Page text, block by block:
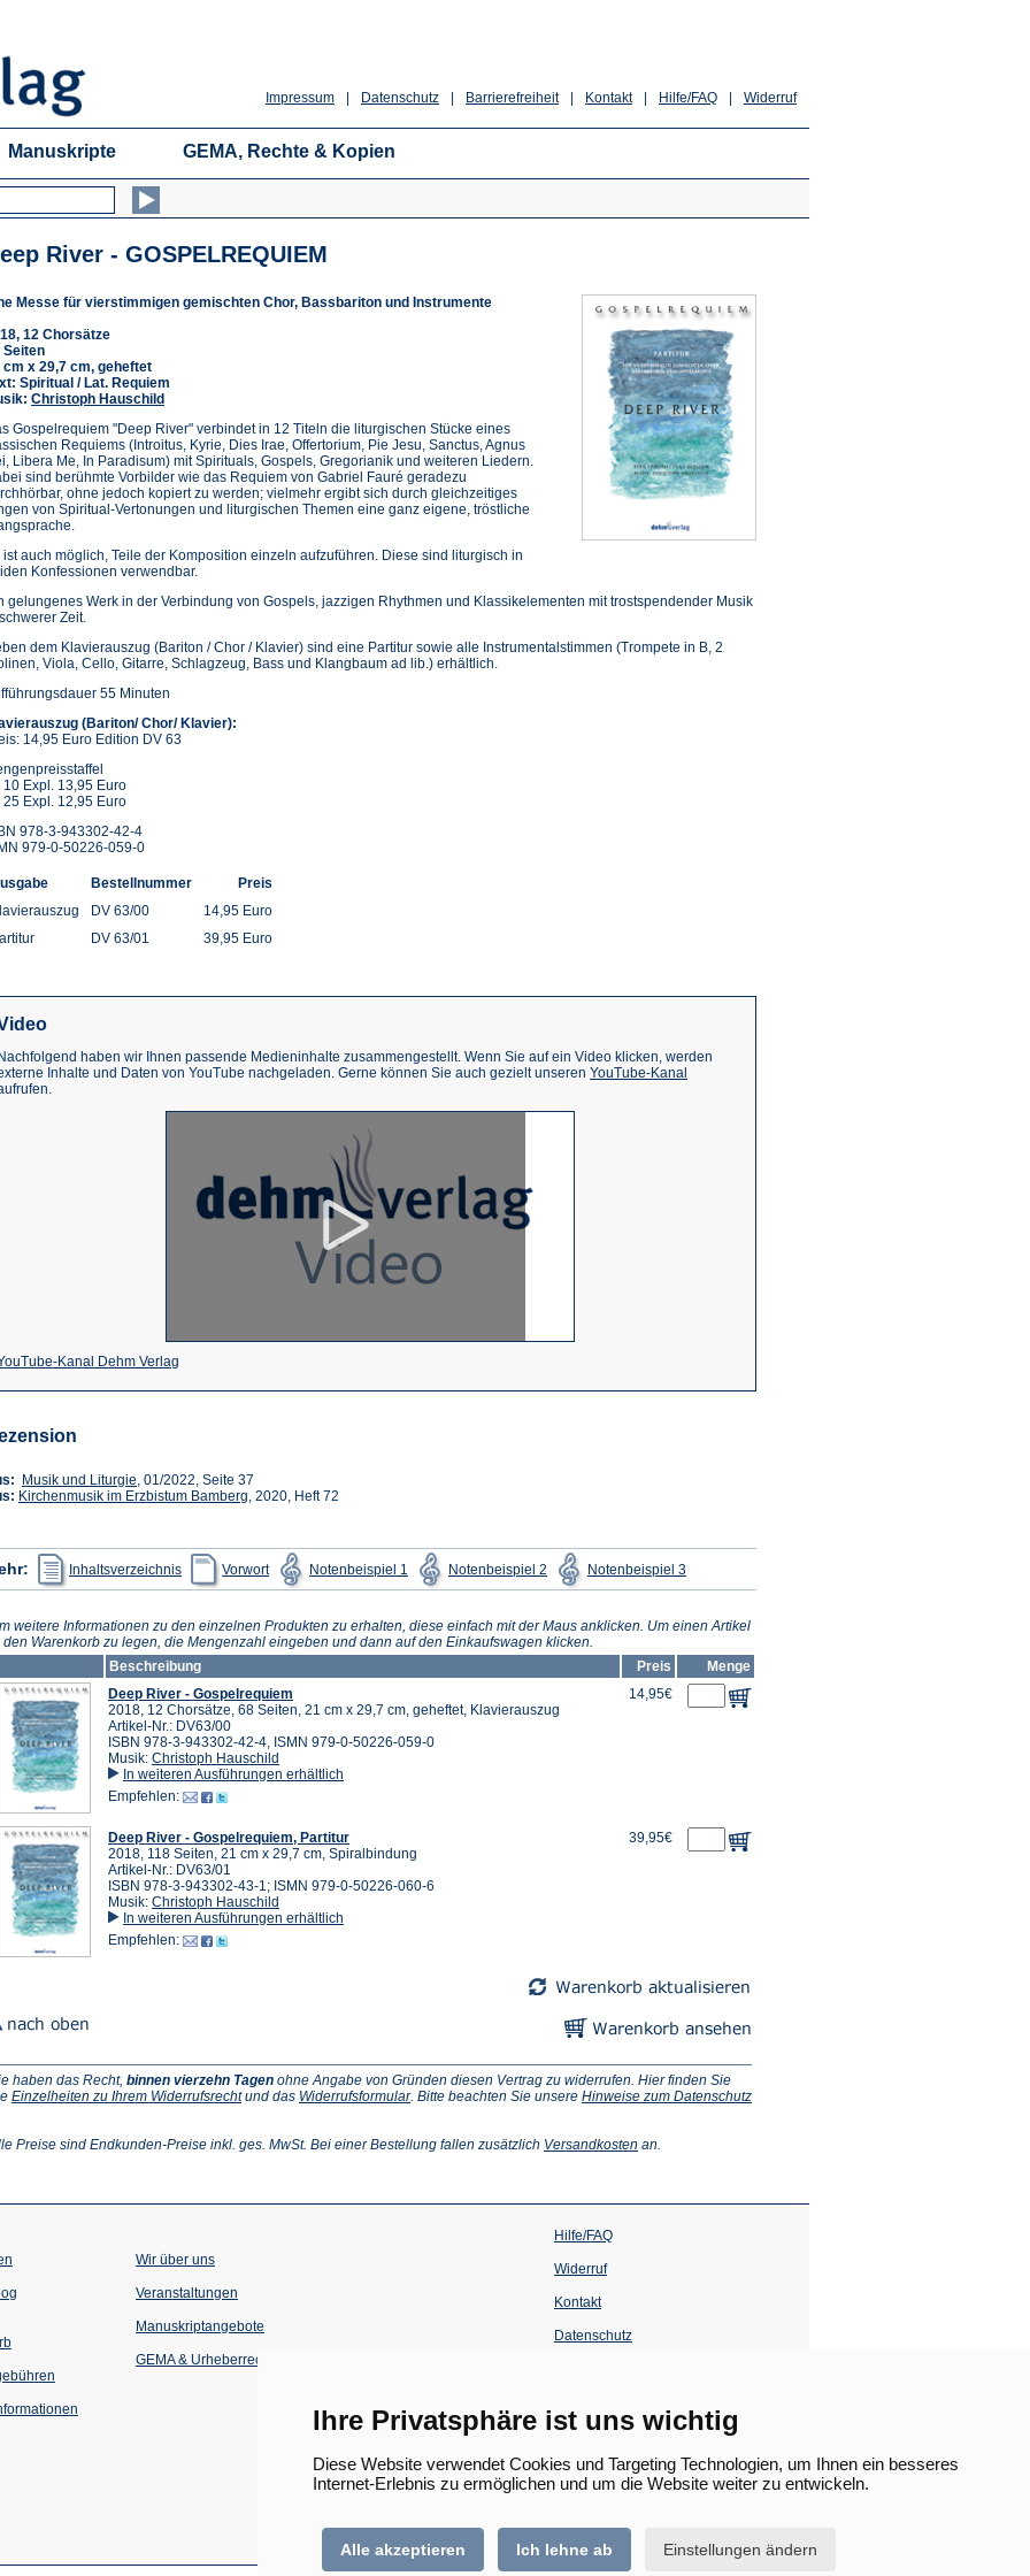
Ihre Privatsphäre ist uns wichtig
Diese Website verwendet Cookies und Targeting Technologien, um Ihnen ein besseres
Internet-Erlebnis zu ermöglichen und um die Website weiter zu entwickeln.
Alle akzeptieren Ich lehne ab Einstellungen ändern
Widerruf
Hilfe/FAQ
Kontakt
Barrierefreiheit
Datenschutz
Impressum
Manuskripte GEMA, Rechte & Kopien
River - GOSPELREQUIEM
Messe für vierstimmigen gemischten Chor, Bassbariton und Instrumente
12 Chorsätze
Seiten
cm x 29,7 cm, geheftet
Spiritual / Lat. Requiem
Christoph Hauschild
Gospelrequiem "Deep River" verbindet in 12 Titeln die liturgischen Stücke eines
Requiems (Introitus, Kyrie, Dies Irae, Offertorium, Pie Jesu, Sanctus, Agnus
Libera Me, In Paradisum) mit Spirituals, Gospels, Gregorianik und weiteren Liedern.
sind berühmte Vorbilder wie das Requiem von Gabriel Fauré geradezu
ohne jedoch kopiert zu werden; vielmehr ergibt sich durch gleichzeitiges
von Spiritual-Vertonungen und liturgischen Themen eine ganz eigene, tröstliche
ist auch möglich, Teile der Komposition einzeln aufzuführen. Diese sind liturgisch in
Konfessionen verwendbar.
gelungenes Werk in der Verbindung von Gospels, jazzigen Rhythmen und Klassikelementen mit trostspendender Musik
Zeit.
dem Klavierauszug (Bariton / Chor / Klavier) sind eine Partitur sowie alle Instrumentalstimmen (Trompete in B, 2
Viola, Cello, Gitarre, Schlagzeug, Bass und Klangbaum ad lib.) erhältlich.
55 Minuten
(Bariton/ Chor/ Klavier):
14,95 Euro Edition DV 63
10 Expl. 13,95 Euro
25 Expl. 12,95 Euro
978-3-943302-42-4
979-0-50226-059-0
Bestellnummer
Preis
DV 63/00
14,95 Euro
DV 63/01 39,95 Euro
Nachfolgend haben wir Ihnen passende Medieninhalte zusammengestellt. Wenn Sie auf ein Video klicken, werden
Inhalte und Daten von YouTube nachgeladen. Gerne können Sie auch gezielt unseren YouTube-Kanal
Kanal Dehm Verlag
in
Tab)
Musik und Liturgie (Öffnet
in
, 01/2022, Seite 37
Kirchenmusik im Erzbistum Bamberg (Öffnet
, 2020, Heft 72
Inhaltsverzeichnis
(Öffnet
in
einem
Tab)
Vorwort
(Öffnet
in
einem
Tab)
Notenbeispiel 1
(Öffnet
in
einem
Tab)
Notenbeispiel 2
(Öffnet
in
einem
Tab)
Notenbeispiel 3in
einem
Tab)
weitere Informationen zu den einzelnen Produkten zu erhalten, diese einfach mit der Maus anklicken. Um einen Artikel
den Warenkorb zu legen, die Mengenzahl eingeben und dann auf den Einkaufswagen klicken.
Beschreibung
Preis
Menge
Deep River - Gospelrequiem
2018, 12 Chorsätze, 68 Seiten, 21 cm x 29,7 cm, geheftet, Klavierauszug
Artikel-Nr.: DV63/00
ISBN 978-3-943302-42-4, ISMN 979-0-50226-059-0
Musik: Christoph Hauschild
In weiteren Ausführungen erhältlich
Empfehlen:
14,95€
Deep River - Gospelrequiem, Partitur
2018, 118 Seiten, 21 cm x 29,7 cm, Spiralbindung
Artikel-Nr.: DV63/01
ISBN 978-3-943302-43-1; ISMN 979-0-50226-060-6
Musik: Christoph Hauschild
In weiteren Ausführungen erhältlich
Empfehlen:
39,95€
haben das Recht, binnen vierzehn Tagen ohne Angabe von Gründen diesen Vertrag zu widerrufen. Hier finden Sie
Einzelheiten zu Ihrem Widerrufsrecht(Öffnet
neuen
und das Widerrufsformular(Öffnet
neuen
. Bitte beachten Sie unsere Hinweise zum Datenschutz
Preise sind Endkunden-Preise inkl. ges. MwSt. Bei einer Bestellung fallen zusätzlich Versandkosten (Öffnet
Tab)
an.
Wir über uns
Veranstaltungen
einem
Tab)
Manuskriptangebote
GEMA & Urheberrecht
Hilfe/FAQ
Widerruf
Kontakt
Datenschutz
einem
neuen